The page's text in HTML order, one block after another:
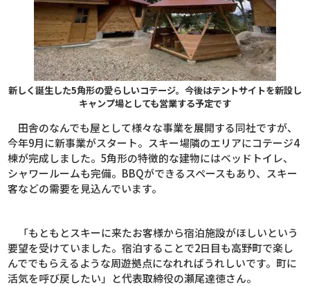
新しく誕生した5角形の愛らしいコテージ。今後はテントサイトを新設し
キャンプ場としても営業する予定です
田舎のなんでも屋として様々な事業を展開する同社ですが、
今年9月に新事業がスタート。スキー場隣のエリアにコテージ4
棟が完成しました。5角形の特徴的な建物にはベッドトイレ、
シャワールームも完備。 BBQができるスペースもあり、スキー
客などの需要を見込んでいます。
「もともとスキーに来たお客様から宿泊施設がほしいという
要望を受けていました。宿泊することで2日目も高野町で楽し
んででもらえるような周遊拠点になれればうれしいです。町に
活気を呼び戻したい」と代表取締役の瀬尾達徳さん。